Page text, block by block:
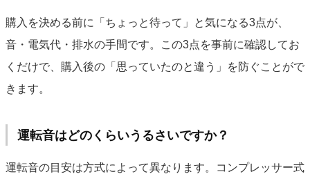
購入を決める前に「ちょっと待って」と気になる3点が、
音・電気代・排水の手間です。この3点を事前に確認してお
くだけで、購入後の「思っていたのと違う」を防ぐことがで
きます。
運転音はどのくらいうるさいですか？
運転音の目安は方式によって異なります。コンプレッサー式